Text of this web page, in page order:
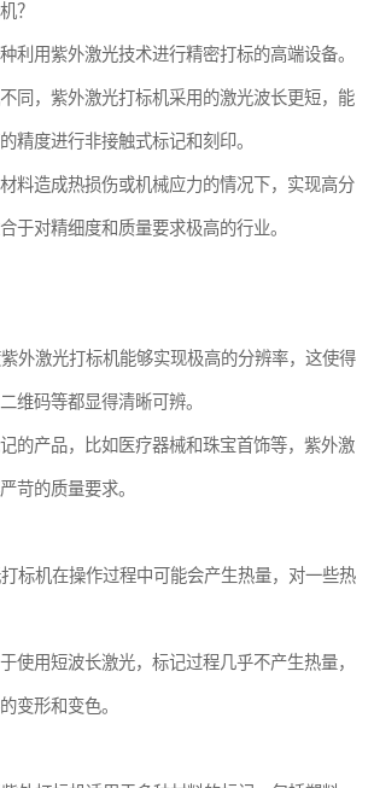
？
利用紫外激光技术进行精密打标的高端设备。
同，紫外激光打标机采用的激光波长更短，能
精度进行非接触式标记和刻印。
料造成热损伤或机械应力的情况下，实现高分
于对精细度和质量要求极高的行业。
外激光打标机能够实现极高的分辨率，这使得
维码等都显得清晰可辨。
的产品，比如医疗器械和珠宝首饰等，紫外激
苛的质量要求。
标机在操作过程中可能会产生热量，对一些热
使用短波长激光，标记过程几乎不产生热量，
变形和变色。